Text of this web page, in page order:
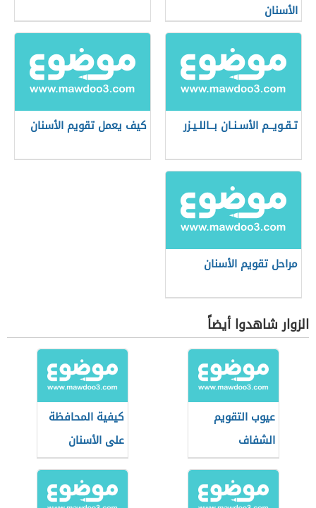
الأسنان
تـقـويــم الأسـنـان بــاللـيـزر كيف يعمل تقويم الأسنان
مراحل تقويم الأسنان
الزوار شاهدوا أيضاً
عيوب التقويم
الشفاف
كيفية المحافظة
على الأسنان